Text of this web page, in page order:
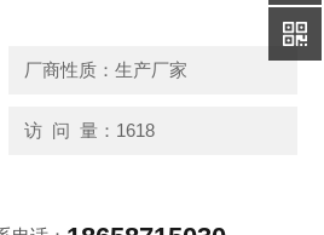
厂商性质：生产厂家
访 问 量：1618